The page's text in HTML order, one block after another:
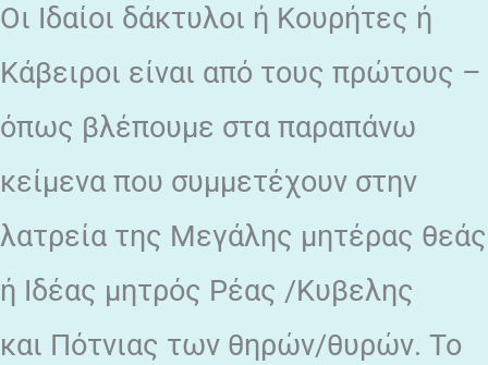
Οι Ιδαίοι δάκτυλοι ή Κουρήτες ή
Κάβειροι είναι από τους πρώτους –
όπως βλέπουμε στα παραπάνω
κείμενα που συμμετέχουν στην
λατρεία της Μεγάλης μητέρας θεάς
ή Ιδέας μητρός Ρέας /Κυβελης
και Πότνιας των θηρών/θυρών. Το